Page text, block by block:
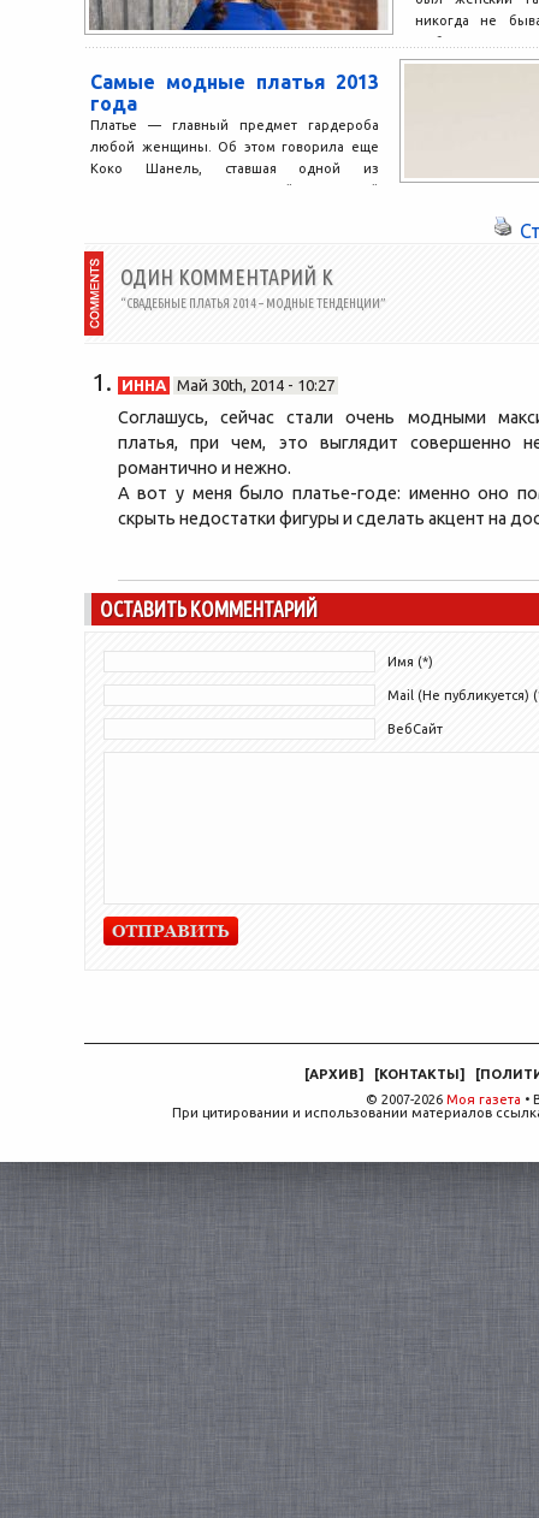
никогда не
любого возраста
Самые модные платья 2013
года
Платье — главный предмет гардероба
любой женщины. Об этом говорила еще
Коко Шанель, ставшая одной из
законодательниц мировой женской
ОДИН КОММЕНТАРИЙ К
“СВАДЕБНЫЕ ПЛАТЬЯ 2014 – МОДНЫЕ ТЕНДЕНЦИИ”
ИННА Май 30th, 2014 - 10:27
Соглашусь, сейчас стали очень модными
платья, при чем, это выглядит совершенно
романтично и нежно.
А вот у меня было платье-годе: именно оно
скрыть недостатки фигуры и сделать акцент на
ОСТАВИТЬ КОММЕНТАРИЙ
Имя (*)
Mail (Не публикуется)
ВебСайт
[АРХИВ] [КОНТАКТЫ] [
© 2007-2026 Моя газета •
При цитировании и использовании материалов